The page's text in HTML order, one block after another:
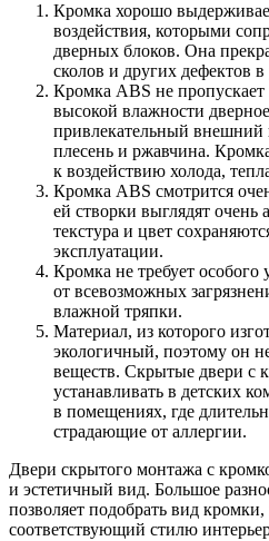
Кромка хорошо
воздействия, которыми
дверных блоков. Она
сколов и других дефектов
Кромка ABS не пропускает
высокой влажности
привлекательный внешний
плесень и ржавчина.
к воздействию холода,
Кромка ABS смотрится
ей створки выглядят очень
текстура и цвет
эксплуатации.
Кромка не требует особого
от всевозможных
влажной тряпки.
Материал, из которого
экологичный, поэтому он
веществ. Скрытые двери с
устанавливать в детских
в помещениях, где
страдающие от аллергии.
Двери скрытого монтажа с
и эстетичный вид. Большое
позволяет подобрать вид
соответствующий стилю